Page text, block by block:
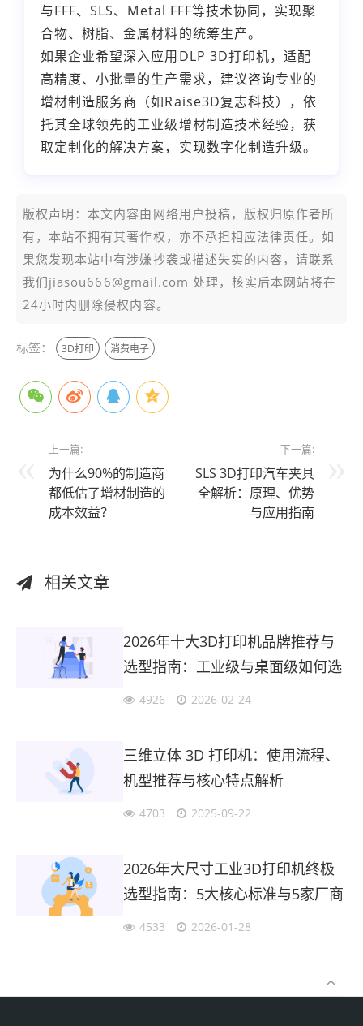
与FFF、SLS、Metal FFF等技术协同，实现聚
合物、树脂、金属材料的统筹生产。
如果企业希望深入应用DLP 3D打印机，适配
高精度、小批量的生产需求，建议咨询专业的
增材制造服务商（如Raise3D复志科技），依
托其全球领先的工业级增材制造技术经验，获
取定制化的解决方案，实现数字化制造升级。
版权声明：本文内容由网络用户投稿，版权归原作者所
有，本站不拥有其著作权，亦不承担相应法律责任。如
果您发现本站中有涉嫌抄袭或描述失实的内容，请联系
我们jiasou666@gmail.com 处理，核实后本网站将在
24小时内删除侵权内容。
标签： 3D打印 消费电子
上一篇:
为什么90%的制造商
都低估了增材制造的
成本效益？
下一篇:
SLS 3D打印汽车夹具
全解析：原理、优势
与应用指南
相关文章
2026年十大3D打印机品牌推荐与
选型指南：工业级与桌面级如何选
择？
4926 2026-02-24
三维立体 3D 打印机：使用流程、
机型推荐与核心特点解析
4703 2025-09-22
2026年大尺寸工业3D打印机终极
选型指南：5大核心标准与5家厂商
深度评测
4533 2026-01-28